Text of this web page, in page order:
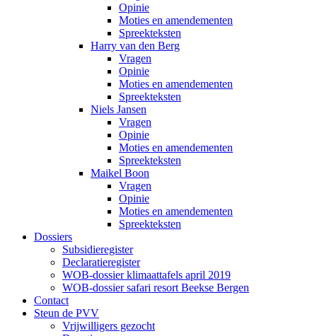
Opinie
Moties en amendementen
Spreekteksten
Harry van den Berg
Vragen
Opinie
Moties en amendementen
Spreekteksten
Niels Jansen
Vragen
Opinie
Moties en amendementen
Spreekteksten
Maikel Boon
Vragen
Opinie
Moties en amendementen
Spreekteksten
Dossiers
Subsidieregister
Declaratieregister
WOB-dossier klimaattafels april 2019
WOB-dossier safari resort Beekse Bergen
Contact
Steun de PVV
Vrijwilligers gezocht